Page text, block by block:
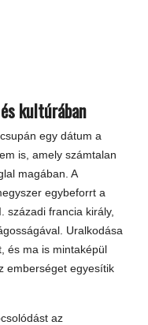
kultúrában
egy dátum a
is, amely számtalan
magában. A
egybeforrt a
századi francia király,
Uralkodása
és ma is mintaképül
emberséget egyesítik
az